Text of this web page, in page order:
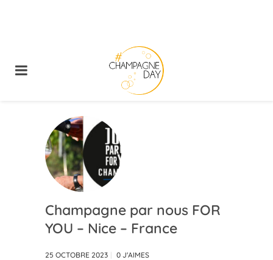
Champagne par nous FOR
YOU – Nice – France
25 OCTOBRE 2023 0 J'AIMES